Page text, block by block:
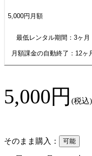
5,000円 月額
最低レンタル期間：3ヶ月
月額課金の自動終了： 12ヶ
5,000円 (税込)
そのまま購入： 可能